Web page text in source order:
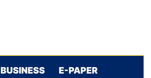
BUSINESS E-PAPER